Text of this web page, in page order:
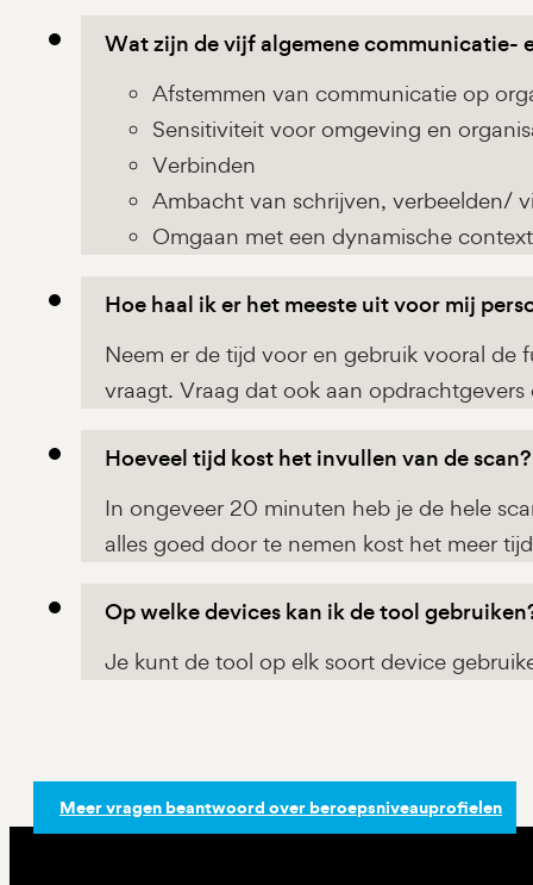
Wat zijn de vijf algemene communicatie-
Afstemmen van communicatie op
Sensitiviteit voor omgeving en
Verbinden
Ambacht van schrijven, verbeelden/
Omgaan met een dynamische context
Hoe haal ik er het meeste uit voor mij
Neem er de tijd voor en gebruik vooral
vraagt. Vraag dat ook aan opdrachtgevers
Hoeveel tijd kost het invullen van de scan?
In ongeveer 20 minuten heb je de hele
alles goed door te nemen kost het meer
Op welke devices kan ik de tool
Je kunt de tool op elk soort device
Meer vragen beantwoord over beroepsniveauprofielen